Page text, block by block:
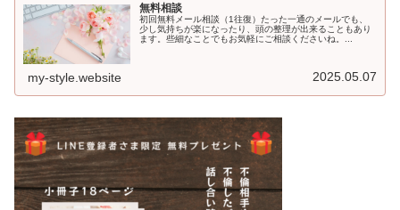
無料相談
初回無料メール相談（1往復）たった一通のメールでも、
少し気持ちが楽になったり、頭の整理が出来ることもあり
ます。些細なことでもお気軽にご相談くださいね。...
my-style.website 2025.05.07